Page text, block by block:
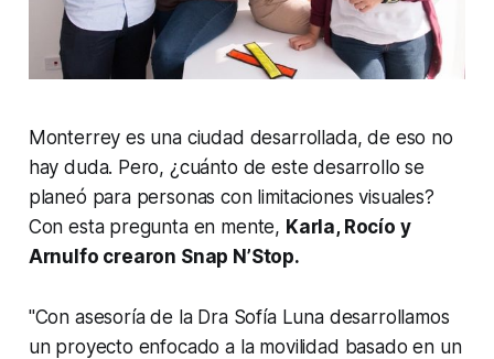
Monterrey es una ciudad desarrollada, de eso no
hay duda. Pero, ¿cuánto de este desarrollo se
planeó para personas con limitaciones visuales?
Con esta pregunta en mente, Karla, Rocío y
Arnulfo crearon Snap N’Stop.
"Con asesoría de la Dra Sofía Luna desarrollamos
un proyecto enfocado a la movilidad basado en un